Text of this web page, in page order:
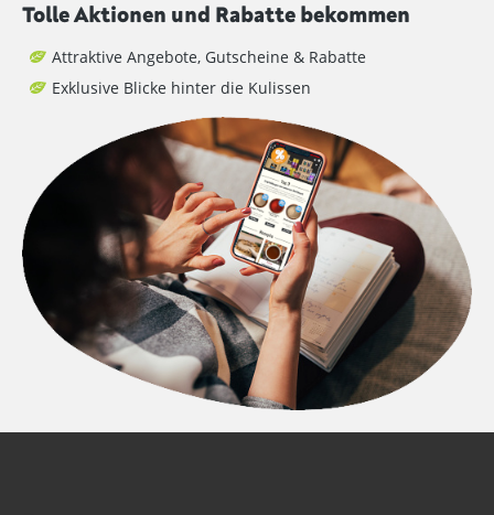
Tolle Aktionen und Rabatte bekommen
Attraktive Angebote, Gutscheine & Rabatte
Exklusive Blicke hinter die Kulissen